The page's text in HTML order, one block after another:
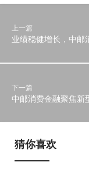
上一篇
业绩稳健增长，中邮
下一篇
中邮消费金融聚焦新
猜你喜欢